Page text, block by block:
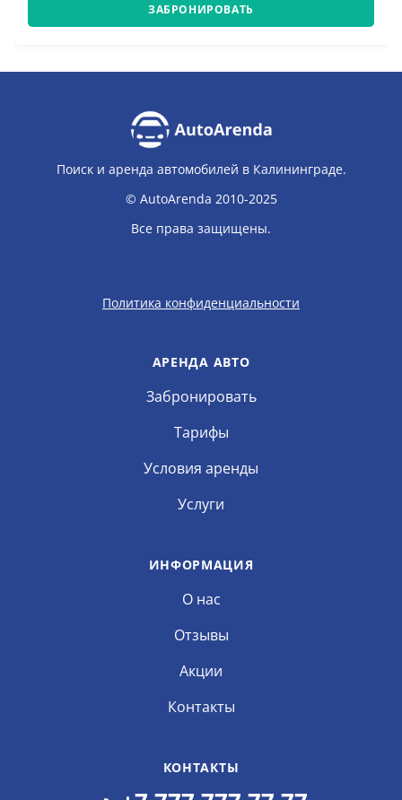
ЗАБРОНИРОВАТЬ
Поиск и аренда автомобилей в Калининграде.
© AutoArenda 2010-2025
Все права защищены.
Политика конфиденциальности
АРЕНДА АВТО
Забронировать
Тарифы
Условия аренды
Услуги
ИНФОРМАЦИЯ
О нас
Отзывы
Акции
Контакты
КОНТАКТЫ